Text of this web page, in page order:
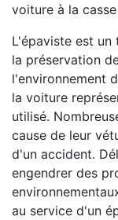
voiture à la casse
L'épaviste est
la préservation
l'environnement
la voiture
utilisé.
cause de leur
d'un accident.
engendrer des
au service d'un